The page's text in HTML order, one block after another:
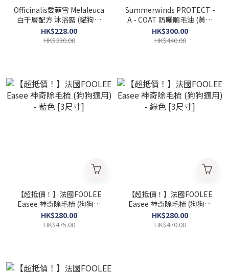
Officinalis愛菲雪 Melaleuca
白千層配方 沐浴露 (貓狗適
用) 250ml
HK$228.00
HK$230.00
Summerwinds PROTECT -
A - COAT 防曬順毛油 (黃色
配方) 16oz
HK$300.00
HK$440.00
【超抵價！】法國FOOLEE
Easee 神奇除毛梳 (狗狗適
用) - 藍色 [3尺寸]
HK$280.00
HK$475.00
【超抵價！】法國FOOLEE
Easee 神奇除毛梳 (狗狗適
用) - 綠色 [3尺寸]
HK$280.00
HK$470.00